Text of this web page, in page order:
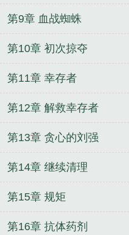
第9章 血战蜘蛛
第10章 初次掠夺
第11章 幸存者
第12章 解救幸存者
第13章 贪心的刘强
第14章 继续清理
第15章 规矩
第16章 抗体药剂